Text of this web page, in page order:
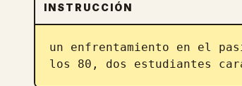
INSTRUCCIÓN
un enfrentamiento en el
los 80, dos estudiantes